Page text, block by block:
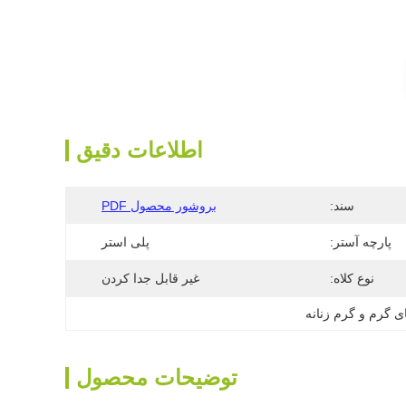
اطلاعات دقیق
سند: بروشور محصول PDF
پارچه آستر: پلی استر
نوع کلاه: غیر قابل جدا کردن
گرم و گرم زنانه
توضیحات محصول